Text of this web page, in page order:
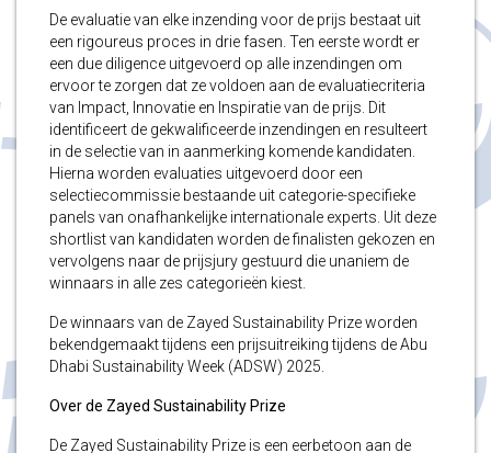
De evaluatie van elke inzending voor de prijs bestaat uit
een rigoureus proces in drie fasen. Ten eerste wordt er
een due diligence uitgevoerd op alle inzendingen om
ervoor te zorgen dat ze voldoen aan de evaluatiecriteria
van Impact, Innovatie en Inspiratie van de prijs. Dit
identificeert de gekwalificeerde inzendingen en resulteert
in de selectie van in aanmerking komende kandidaten.
Hierna worden evaluaties uitgevoerd door een
selectiecommissie bestaande uit categorie-specifieke
panels van onafhankelijke internationale experts. Uit deze
shortlist van kandidaten worden de finalisten gekozen en
vervolgens naar de prijsjury gestuurd die unaniem de
winnaars in alle zes categorieën kiest.
De winnaars van de Zayed Sustainability Prize worden
bekendgemaakt tijdens een prijsuitreiking tijdens de Abu
Dhabi Sustainability Week (ADSW) 2025.
Over de Zayed Sustainability Prize
De Zayed Sustainability Prize is een eerbetoon aan de